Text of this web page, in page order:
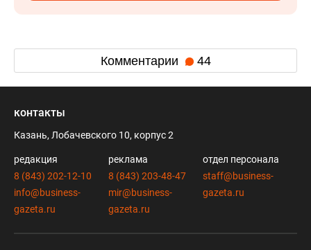
Комментарии 44
контакты
Казань, Лобачевского 10, корпус 2
редакция
8 (843) 202-12-10
info@business-
gazeta.ru
реклама
8 (843) 203-48-47
mir@business-
gazeta.ru
отдел персонала
staff@business-
gazeta.ru